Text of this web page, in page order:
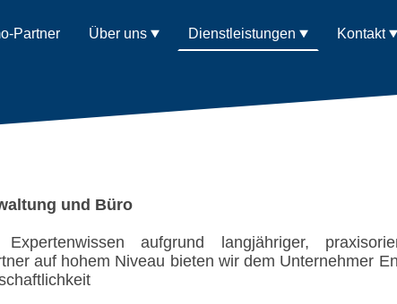
Partner Über uns Dienstleistungen Kontakt
und Büro
aufgrund langjähriger,
auf hohem Niveau bieten wir dem Unternehmer